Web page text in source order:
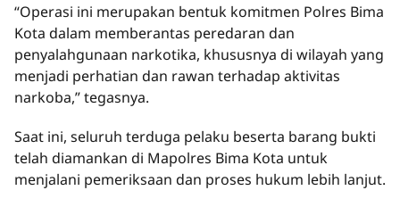
“Operasi ini merupakan bentuk komitmen Polres Bima
Kota dalam memberantas peredaran dan
penyalahgunaan narkotika, khususnya di wilayah yang
menjadi perhatian dan rawan terhadap aktivitas
narkoba,” tegasnya.
Saat ini, seluruh terduga pelaku beserta barang bukti
telah diamankan di Mapolres Bima Kota untuk
menjalani pemeriksaan dan proses hukum lebih lanjut.